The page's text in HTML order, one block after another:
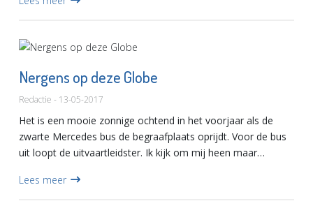
Kom kijken en laa...
Nergens op deze Globe
Redactie - 13-05-2017
Het is een mooie zonnige ochtend in het voorjaar als de
zwarte Mercedes bus de begraafplaats oprijdt. Voor de bus
uit loopt de uitvaartleidster. Ik kijk om mij heen maar
Lees meer